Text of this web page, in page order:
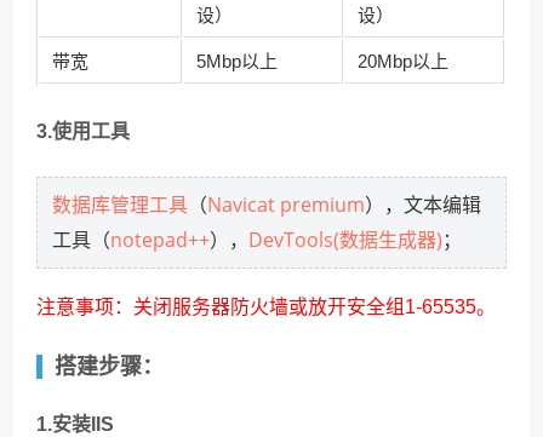
设）
设）
带宽 5Mbp以上 20Mbp以上
3.使用工具
数据库管理工具 （Navicat premium），文本编辑
工具（notepad++）， DevTools(数据生成器) ；
注意事项：关闭服务器防火墙或放开安全组1-65535。
搭建步骤：
1.安装IIS